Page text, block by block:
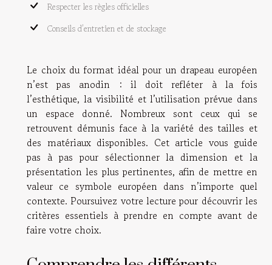
Respecter les règles officielles
Conseils d’entretien et de stockage
Le choix du format idéal pour un drapeau européen
n’est pas anodin : il doit refléter à la fois
l’esthétique, la visibilité et l’utilisation prévue dans
un espace donné. Nombreux sont ceux qui se
retrouvent démunis face à la variété des tailles et
des matériaux disponibles. Cet article vous guide
pas à pas pour sélectionner la dimension et la
présentation les plus pertinentes, afin de mettre en
valeur ce symbole européen dans n’importe quel
contexte. Poursuivez votre lecture pour découvrir les
critères essentiels à prendre en compte avant de
faire votre choix.